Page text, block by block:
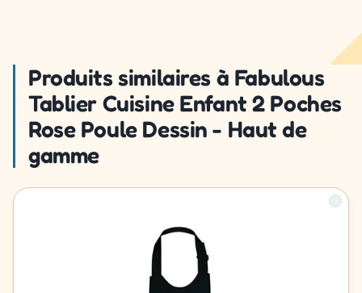
Produits similaires à Fabulous
Tablier Cuisine Enfant 2 Poches
Rose Poule Dessin - Haut de
gamme